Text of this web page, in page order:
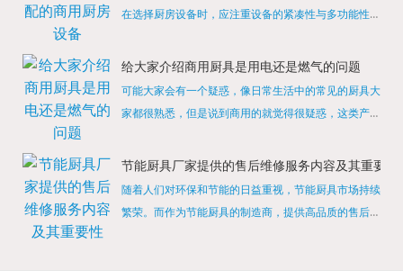
在选择厨房设备时，应注重设备的紧凑性与多功能性。
烹饪设备，既能节省空间，又能满足多样化的烹饪需
给大家介绍商用厨具是用电还是燃气的问题
可能大家会有一个疑惑，像日常生活中的常见的厨具大
家都很熟悉，但是说到商用的就觉得很疑惑，这类产品
店用的就是商用的吗?还真别说，真被大家猜对了，这
节能厨具厂家提供的售后维修服务内容及其重要性
随着人们对环保和节能的日益重视，节能厨具市场持续
繁荣。而作为节能厨具的制造商，提供高品质的售后维